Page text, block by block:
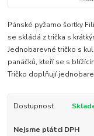
Pánské pyžamo šortky
se skládá z trička s
Jednobarevné tričko s
panáčků, kteří se s
Tričko doplňují
Dostupnost
Nejsme plátci DPH